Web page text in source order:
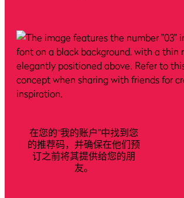
在您的“我的账户”中找到您
的推荐码，并确保在他们预
订之前将其提供给您的朋
友。